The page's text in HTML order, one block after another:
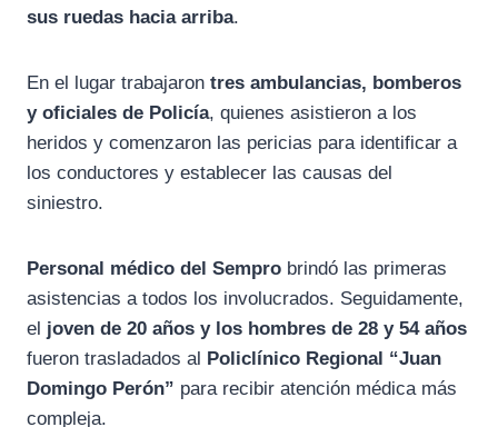
sus ruedas hacia arriba.
En el lugar trabajaron tres ambulancias, bomberos
y oficiales de Policía, quienes asistieron a los
heridos y comenzaron las pericias para identificar a
los conductores y establecer las causas del
siniestro.
Personal médico del Sempro brindó las primeras
asistencias a todos los involucrados. Seguidamente,
el joven de 20 años y los hombres de 28 y 54 años
fueron trasladados al Policlínico Regional “Juan
Domingo Perón” para recibir atención médica más
compleja.